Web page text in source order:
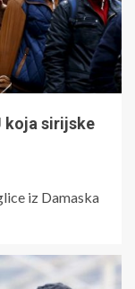
koja sirijske
iz Damaska